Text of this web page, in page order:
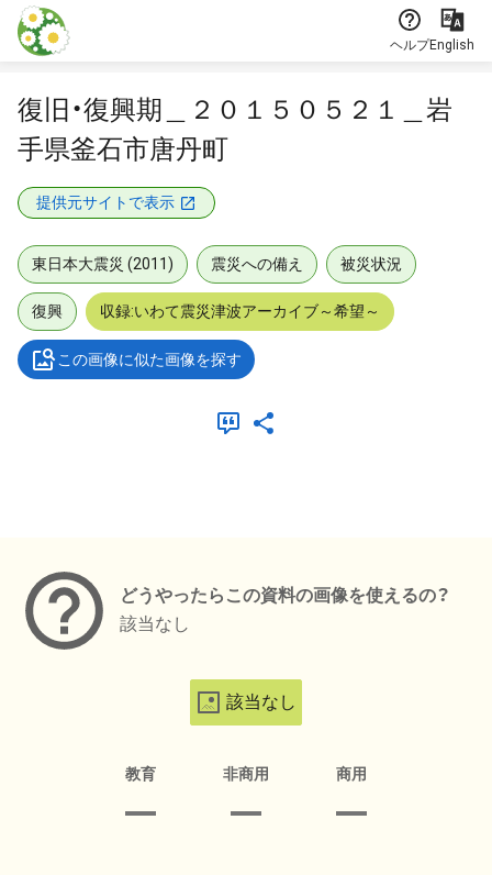
本文に飛ぶ
ヘルプEnglish
復旧・復興期＿２０１５０５２１＿岩
手県釜石市唐丹町
提供元サイトで表示
東日本大震災 (2011) 震災への備え 被災状況
復興 収録:いわて震災津波アーカイブ～希望～
この画像に似た画像を探す
どうやったらこの資料の画像を使えるの？
該当なし
該当なし
教育 非商用 商用